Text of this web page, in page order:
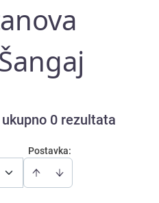
0 rezultata
Postavka: